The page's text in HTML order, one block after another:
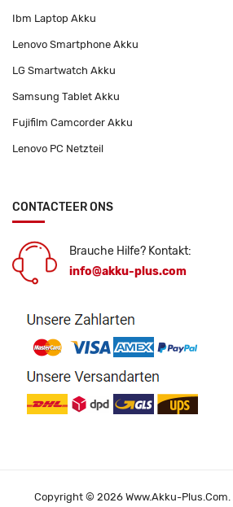
Ibm Laptop Akku
Lenovo Smartphone Akku
LG Smartwatch Akku
Samsung Tablet Akku
Fujifilm Camcorder Akku
Lenovo PC Netzteil
CONTACTEER ONS
Brauche Hilfe? Kontakt:
info@akku-plus.com
Copyright © 2026 Www.akku-Plus.com.